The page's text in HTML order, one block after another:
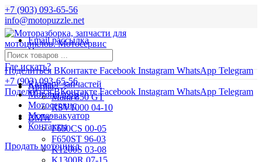
+7 (903) 093-65-56
info@motopuzzle.net
Email рассылка
Новости
Поделиться ВКонтакте Facebook Instagram WhatsApp Telegram
+7 (903) 093-65-56
Поделиться ВКонтакте Facebook Instagram WhatsApp Telegram
Где искать?
Aprilia
Mana 850 GT
RSV1000 04-10
BMW
F650CS 00-05
F650ST 96-03
K1200S 03-08
K1300R 07-15
Каталог запчастей
Мотоподбор
Мотосервис
Мотоэвакуатор
Контакты
Продать мотоцикл